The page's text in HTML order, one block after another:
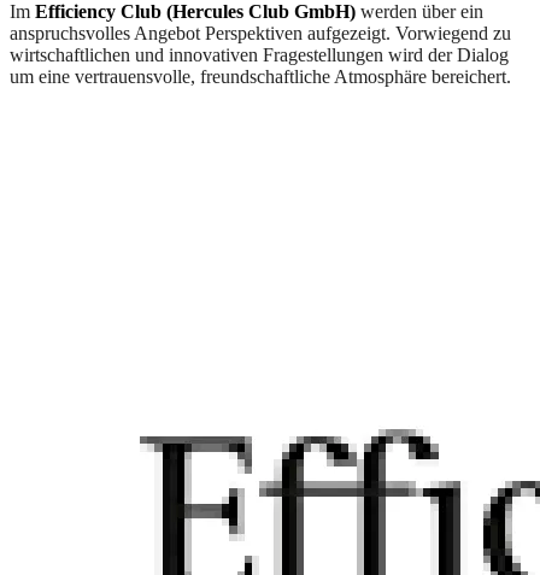
Im Efficiency Club (Hercules Club GmbH) werden über ein
anspruchsvolles Angebot Perspektiven aufgezeigt. Vorwiegend zu
wirtschaftlichen und innovativen Fragestellungen wird der Dialog
um eine vertrauensvolle, freundschaftliche Atmosphäre bereichert.